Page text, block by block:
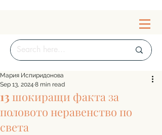
13 шокиращи факта за
половото неравенство по
света
Мария Испиридонова
Sep 13, 2024 8 min read